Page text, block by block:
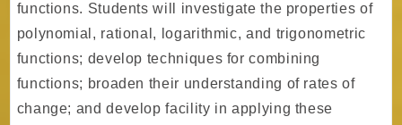
functions. Students will investigate the properties of
polynomial, rational, logarithmic, and trigonometric
functions; develop techniques for combining
functions; broaden their understanding of rates of
change; and develop facility in applying these